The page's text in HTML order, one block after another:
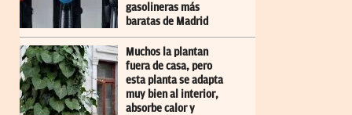
gasolineras más
baratas de Madrid
Muchos la plantan
fuera de casa, pero
esta planta se adapta
muy bien al interior,
absorbe calor y